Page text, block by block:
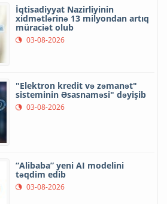
İqtisadiyyat Nazirliyinin
xidmətlərinə 13 milyondan artıq
müraciət olub
03-08-2026
"Elektron kredit və zəmanət"
sisteminin Əsasnaməsi" dəyişib
03-08-2026
“Alibaba” yeni AI modelini
təqdim edib
03-08-2026